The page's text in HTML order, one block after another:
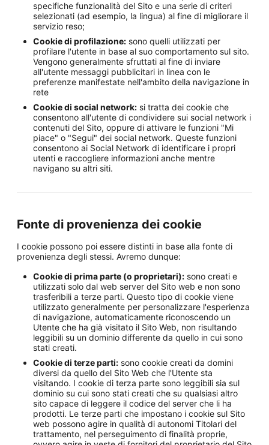
specifiche funzionalità del Sito e una serie di criteri
selezionati (ad esempio, la lingua) al fine di migliorare il
servizio reso;
Cookie di profilazione: sono quelli utilizzati per
profilare l'utente in base al suo comportamento sul sito.
Vengono generalmente sfruttati al fine di inviare
all'utente messaggi pubblicitari in linea con le
preferenze manifestate nell'ambito della navigazione in
rete
Cookie di social network: si tratta dei cookie che
consentono all'utente di condividere sui social network i
contenuti del Sito, oppure di attivare le funzioni "Mi
piace" o "Segui" dei social network. Queste funzioni
consentono ai Social Network di identificare i propri
utenti e raccogliere informazioni anche mentre
navigano su altri siti.
Fonte di provenienza dei cookie
I cookie possono poi essere distinti in base alla fonte di
provenienza degli stessi. Avremo dunque:
Cookie di prima parte (o proprietari): sono creati e
utilizzati solo dal web server del Sito web e non sono
trasferibili a terze parti. Questo tipo di cookie viene
utilizzato generalmente per personalizzare l'esperienza
di navigazione, automaticamente riconoscendo un
Utente che ha già visitato il Sito Web, non risultando
leggibili su un dominio differente da quello in cui sono
stati creati.
Cookie di terze parti: sono cookie creati da domini
diversi da quello del Sito Web che l'Utente sta
visitando. I cookie di terza parte sono leggibili sia sul
dominio su cui sono stati creati che su qualsiasi altro
sito capace di leggere il codice del server che li ha
prodotti. Le terze parti che impostano i cookie sul Sito
web possono agire in qualità di autonomi Titolari del
trattamento, nel perseguimento di finalità proprie,